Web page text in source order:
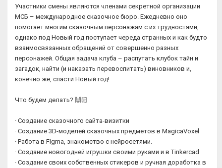
Участники смены являются членами секретной организации
МСБ – международное сказочное бюро. Ежедневно оно
помогает многим сказочным персонажам с их трудностями,
однако под Новый год поступает череда странных и как будто
взаимосвязанных обращений от совершенно разных
персонажей. Общая задача клуба – распутать клубок тайн и
загадок, найти (и наказать перевоспитать) виновников и,
конечно же, спасти Новый год!
Что будем делать? 🙌🏻
· Создание сказочного сайта-визитки
· Создание 3D-моделей сказочных предметов в MagicaVoxel
· Работа в Figma, знакомство с нейросетями.
· Создание новогодней игрушки своими руками и в Tinkercad
· Создание своих собственных стикеров и ручная доработка в